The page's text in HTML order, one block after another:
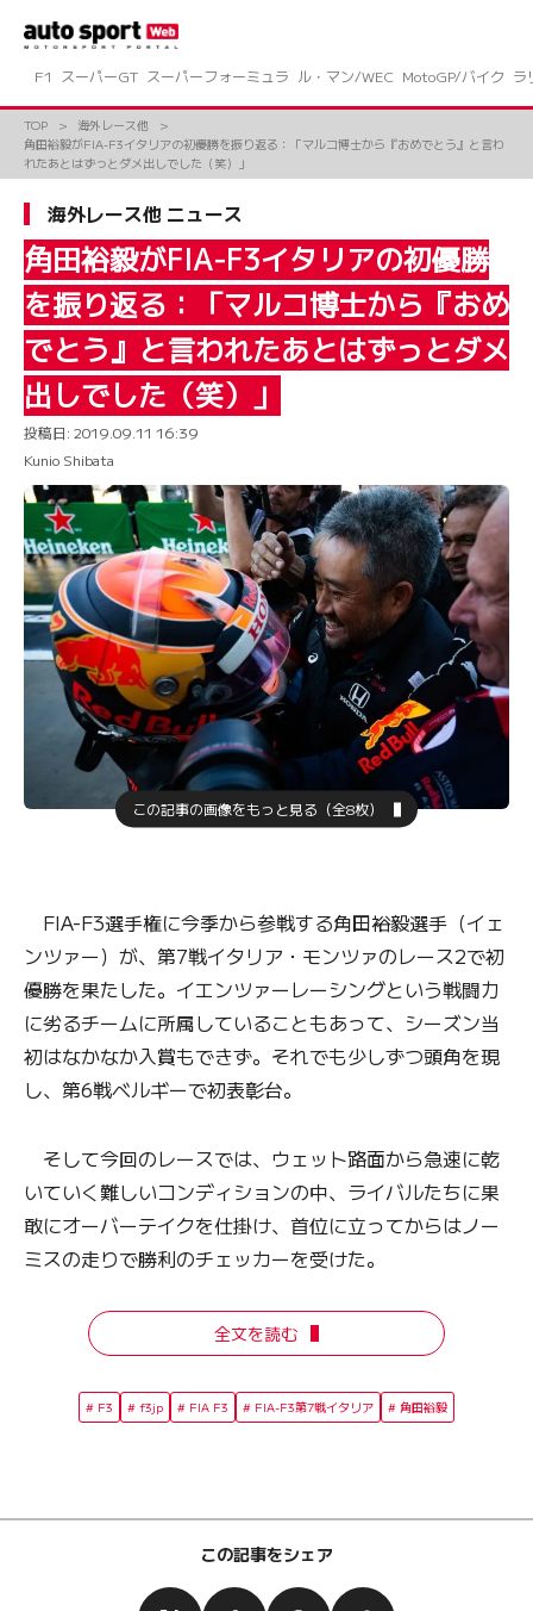
ツ
F1 スーパーGT スーパーフォーミュラ ル・マン/WEC MotoGP/バイク ラ
TOP
海外レース他
角田裕毅がFIA-F3イタリアの初優勝を振り返る：「マルコ博士から『おめでとう』と言わ
れたあとはずっとダメ出しでした（笑）」
海外レース他 ニュース
角田裕毅がFIA-F3イタリアの初優勝
を振り返る：「マルコ博士から『おめ
でとう』と言われたあとはずっとダメ
出しでした（笑）」
投稿日: 2019.09.11 16:39
Kunio Shibata
この記事の画像をもっと見る（全8枚）
FIA-F3選手権に今季から参戦する角田裕毅選手（イェ
ンツァー）が、第7戦イタリア・モンツァのレース2で初
優勝を果たした。イエンツァーレーシングという戦闘力
に劣るチームに所属していることもあって、シーズン当
初はなかなか入賞もできず。それでも少しずつ頭角を現
し、第6戦ベルギーで初表彰台。
そして今回のレースでは、ウェット路面から急速に乾
いていく難しいコンディションの中、ライバルたちに果
敢にオーバーテイクを仕掛け、首位に立ってからはノー
ミスの走りで勝利のチェッカーを受けた。
全文を読む
F3 f3jp FIA F3 FIA-F3第7戦イタリア 角田裕毅
この記事をシェア